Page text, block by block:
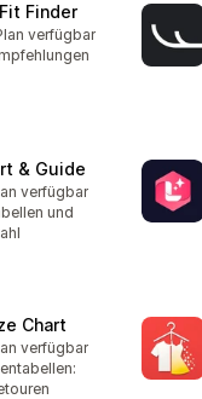
Finder
verfügbar
& Guide
verfügbar
und
Chart
verfügbar